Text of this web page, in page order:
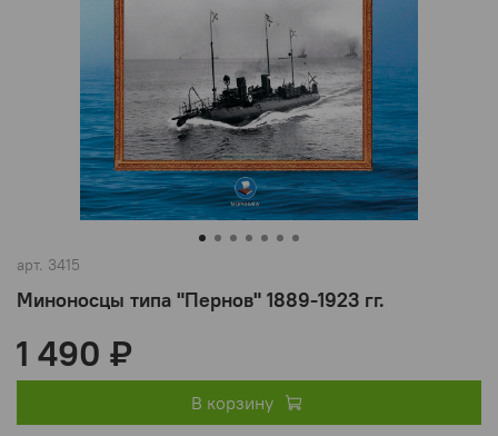
арт. 3415
Миноносцы типа "Пернов" 1889-1923 гг.
1 490 ₽
В корзину